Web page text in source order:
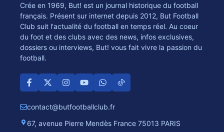
Crée en 1969, But! est un journal historique du football
français. Présent sur internet depuis 2012, But Football
Club suit l'actualité du football en temps réel. Au coeur
du foot et des clubs avec des news, infos exclusives,
dossiers ou interviews, But! vous fait vivre la passion du
football.
contact@butfootballclub.fr
67, avenue Pierre Mendès France 75013 PARIS